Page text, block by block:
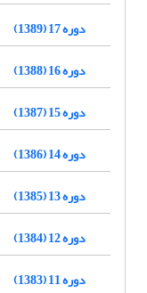
دوره 17 (1389)
دوره 16 (1388)
دوره 15 (1387)
دوره 14 (1386)
دوره 13 (1385)
دوره 12 (1384)
دوره 11 (1383)